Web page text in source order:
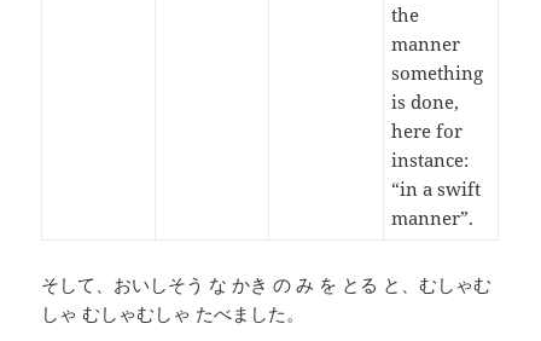
the
manner
something
is done,
here for
instance:
“in a swift
manner”.
そして、おいしそう な かき の み を とる と、むしゃむ
しゃ むしゃむしゃ たべました。